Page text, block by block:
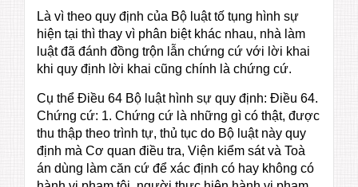
Là vì theo quy định của Bộ luật tố tụng hình sự
hiện tại thì thay vì phân biệt khác nhau, nhà làm
luật đã đánh đồng trộn lẫn chứng cứ với lời khai
khi quy định lời khai cũng chính là chứng cứ.
Cụ thể Điều 64 Bộ luật hình sự quy định: Điều 64.
Chứng cứ: 1. Chứng cứ là những gì có thật, được
thu thập theo trình tự, thủ tục do Bộ luật này quy
định mà Cơ quan điều tra, Viện kiểm sát và Toà
án dùng làm căn cứ để xác định có hay không có